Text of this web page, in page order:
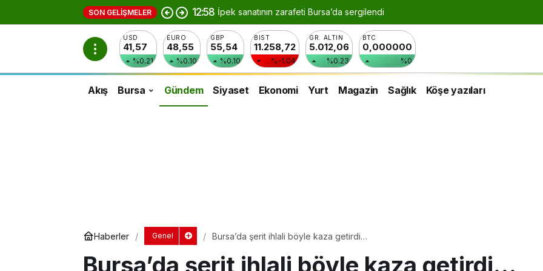
SON GELIŞMELER 12:58 İpek sanatının zarafeti Bursa’da sergilendi
USD
41,57
%0.21
EURO
48,55
%0.10
GBP
55,54
%0.10
BIST
11.258,72
%-1.04
GR. ALTIN
5.012,06
%0.23
BTC
0,000000
%0
Akış Bursa Gündem Siyaset Ekonomi Yurt Magazin Sağlık Köşe yazıları
Haberler Genel Bursa’da şerit ihlali böyle kaza getirdi…
Bursa’da şerit ihlali böyle kaza getirdi…